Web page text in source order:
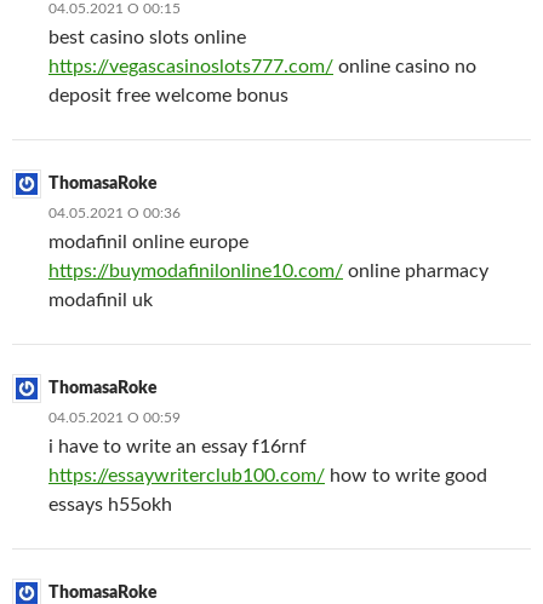
04.05.2021 О 00:15
best casino slots online
https://vegascasinoslots777.com/ online casino no
deposit free welcome bonus
ThomasaRoke
04.05.2021 О 00:36
modafinil online europe
https://buymodafinilonline10.com/ online pharmacy
modafinil uk
ThomasaRoke
04.05.2021 О 00:59
i have to write an essay f16rnf
https://essaywriterclub100.com/ how to write good
essays h55okh
ThomasaRoke